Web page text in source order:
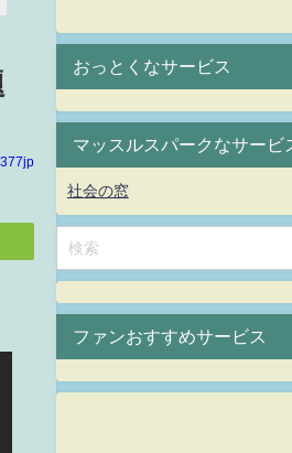
おっとくなサービス
マッスルスパークなサービ
社会の窓
ファンおすすめサービス